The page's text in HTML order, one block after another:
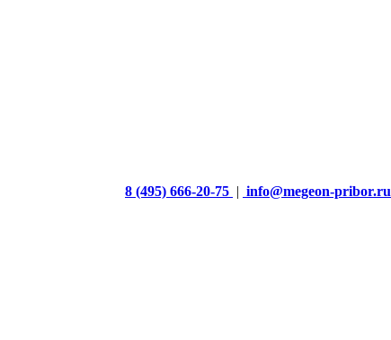
8 (495) 666-20-75 | info@megeon-pribor.ru